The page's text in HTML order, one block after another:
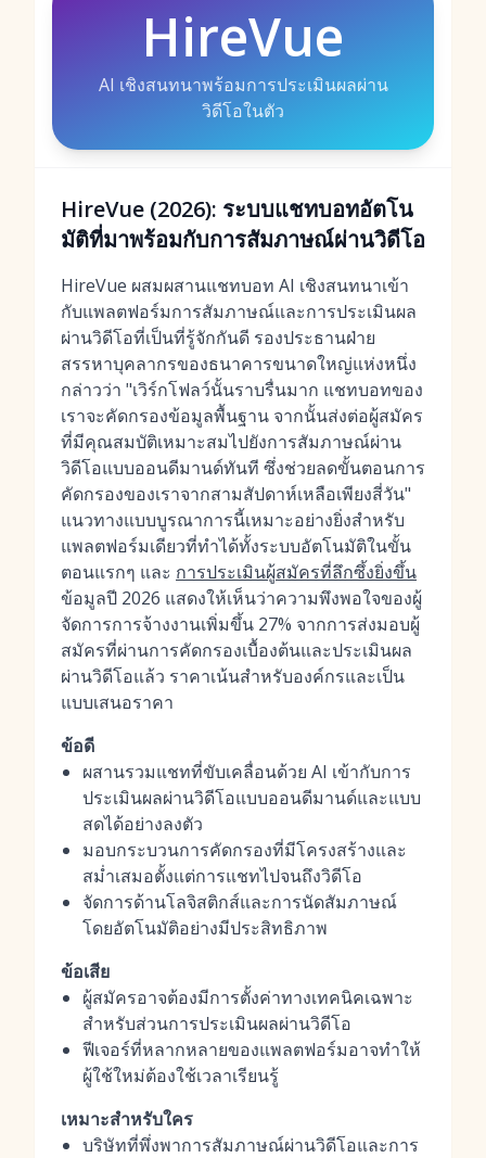
HireVue
AI เชิงสนทนาพร้อมการประเมินผลผ่าน
วิดีโอในตัว
HireVue (2026): ระบบแชทบอทอัตโน
มัติที่มาพร้อมกับการสัมภาษณ์ผ่านวิดีโอ
HireVue ผสมผสานแชทบอท AI เชิงสนทนาเข้า
กับแพลตฟอร์มการสัมภาษณ์และการประเมินผล
ผ่านวิดีโอที่เป็นที่รู้จักกันดี รองประธานฝ่าย
สรรหาบุคลากรของธนาคารขนาดใหญ่แห่งหนึ่ง
กล่าวว่า "เวิร์กโฟลว์นั้นราบรื่นมาก แชทบอทของ
เราจะคัดกรองข้อมูลพื้นฐาน จากนั้นส่งต่อผู้สมัคร
ที่มีคุณสมบัติเหมาะสมไปยังการสัมภาษณ์ผ่าน
วิดีโอแบบออนดีมานด์ทันที ซึ่งช่วยลดขั้นตอนการ
คัดกรองของเราจากสามสัปดาห์เหลือเพียงสี่วัน"
แนวทางแบบบูรณาการนี้เหมาะอย่างยิ่งสำหรับ
แพลตฟอร์มเดียวที่ทำได้ทั้งระบบอัตโนมัติในขั้น
ตอนแรกๆ และ การประเมินผู้สมัครที่ลึกซึ้งยิ่งขึ้น
ข้อมูลปี 2026 แสดงให้เห็นว่าความพึงพอใจของผู้
จัดการการจ้างงานเพิ่มขึ้น 27% จากการส่งมอบผู้
สมัครที่ผ่านการคัดกรองเบื้องต้นและประเมินผล
ผ่านวิดีโอแล้ว ราคาเน้นสำหรับองค์กรและเป็น
แบบเสนอราคา
ข้อดี
ผสานรวมแชทที่ขับเคลื่อนด้วย AI เข้ากับการ
ประเมินผลผ่านวิดีโอแบบออนดีมานด์และแบบ
สดได้อย่างลงตัว
มอบกระบวนการคัดกรองที่มีโครงสร้างและ
สม่ำเสมอตั้งแต่การแชทไปจนถึงวิดีโอ
จัดการด้านโลจิสติกส์และการนัดสัมภาษณ์
โดยอัตโนมัติอย่างมีประสิทธิภาพ
ข้อเสีย
ผู้สมัครอาจต้องมีการตั้งค่าทางเทคนิคเฉพาะ
สำหรับส่วนการประเมินผลผ่านวิดีโอ
ฟีเจอร์ที่หลากหลายของแพลตฟอร์มอาจทำให้
ผู้ใช้ใหม่ต้องใช้เวลาเรียนรู้
เหมาะสำหรับใคร
บริษัทที่พึ่งพาการสัมภาษณ์ผ่านวิดีโอและการ